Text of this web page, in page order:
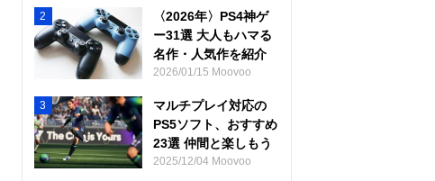
2
〈2026年〉PS4神ゲ
ー31選 大人もハマる
名作・人気作を紹介
2026/01/15 Moovoo
3
マルチプレイ対応の
PS5ソフト、おすすめ
23選 仲間と楽しもう
2025/12/04 Moovoo